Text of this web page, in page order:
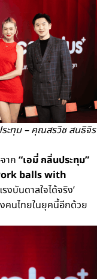
ทุม – คุณสรวิช สนธิจิร
าก “เอมี่ กลิ่นประทุม”
balls with
งบันดาลใจได้จริง’
คนไทยในยุคนี้อีกด้วย